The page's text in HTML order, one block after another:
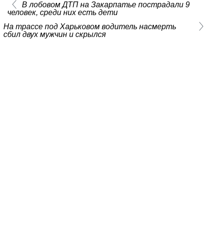
В лобовом ДТП на Закарпатье пострадали 9
человек, среди них есть дети
На трассе под Харьковом водитель насмерть
сбил двух мужчин и скрылся